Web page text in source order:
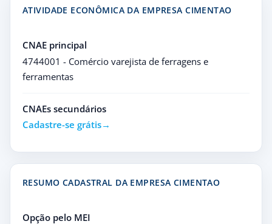
ATIVIDADE ECONÔMICA DA EMPRESA CIMENTAO
CNAE principal
4744001 - Comércio varejista de ferragens e
ferramentas
CNAEs secundários
Cadastre-se grátis
RESUMO CADASTRAL DA EMPRESA CIMENTAO
Opção pelo MEI